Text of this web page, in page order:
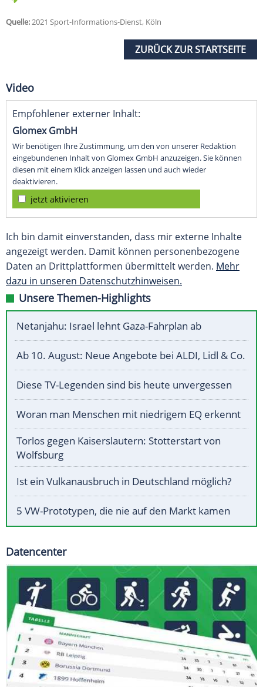
Quelle:2021 Sport-Informations-Dienst, Köln
ZURÜCK ZUR STARTSEITE
Video
Empfohlener externer Inhalt:
Glomex GmbH
Wir benötigen Ihre Zustimmung, um den von unserer Redaktion
eingebundenen Inhalt von Glomex GmbH anzuzeigen. Sie können
diesen mit einem Klick anzeigen lassen und auch wieder
deaktivieren.
jetzt aktivieren
Ich bin damit einverstanden, dass mir externe Inhalte
angezeigt werden. Damit können personenbezogene
Daten an Drittplattformen übermittelt werden. Mehr
dazu in unseren Datenschutzhinweisen.
Unsere Themen-Highlights
Netanjahu: Israel lehnt Gaza-Fahrplan ab
Ab 10. August: Neue Angebote bei ALDI, Lidl & Co.
Diese TV-Legenden sind bis heute unvergessen
Woran man Menschen mit niedrigem EQ erkennt
Torlos gegen Kaiserslautern: Stotterstart von
Wolfsburg
Ist ein Vulkanausbruch in Deutschland möglich?
5 VW-Prototypen, die nie auf den Markt kamen
Datencenter